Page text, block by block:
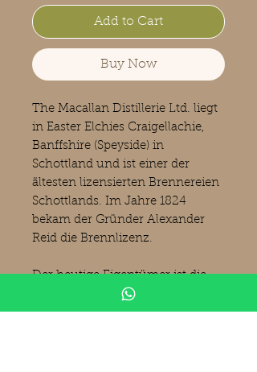
Add to Cart
Buy Now
The Macallan Distillerie Ltd. liegt
in Easter Elchies Craigellachie,
Banffshire (Speyside) in
Schottland und ist einer der
ältesten lizensierten Brennereien
Schottlands. Im Jahre 1824
bekam der Gründer Alexander
Reid die Brennlizenz.
Der heutige Eigentümer‎ ist die
Edrington Group. Kaum eine
andere Destillerie ist weltweit so